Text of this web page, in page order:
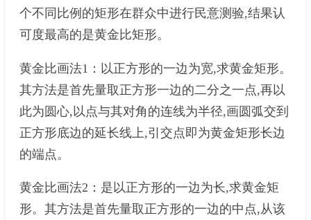
个不同比例的矩形在群众中进行民意测验,结果认
可度最高的是黄金比矩形。
黄金比画法1：以正方形的一边为宽,求黄金矩形。
其方法是首先量取正方形一边的二分之一点,再以
此为圆心,以点与其对角的连线为半径,画圆弧交到
正方形底边的延长线上,引交点即为黄金矩形长边
的端点。
黄金比画法2：是以正方形的一边为长,求黄金矩
形。其方法是首先量取正方形的一边的中点,从该